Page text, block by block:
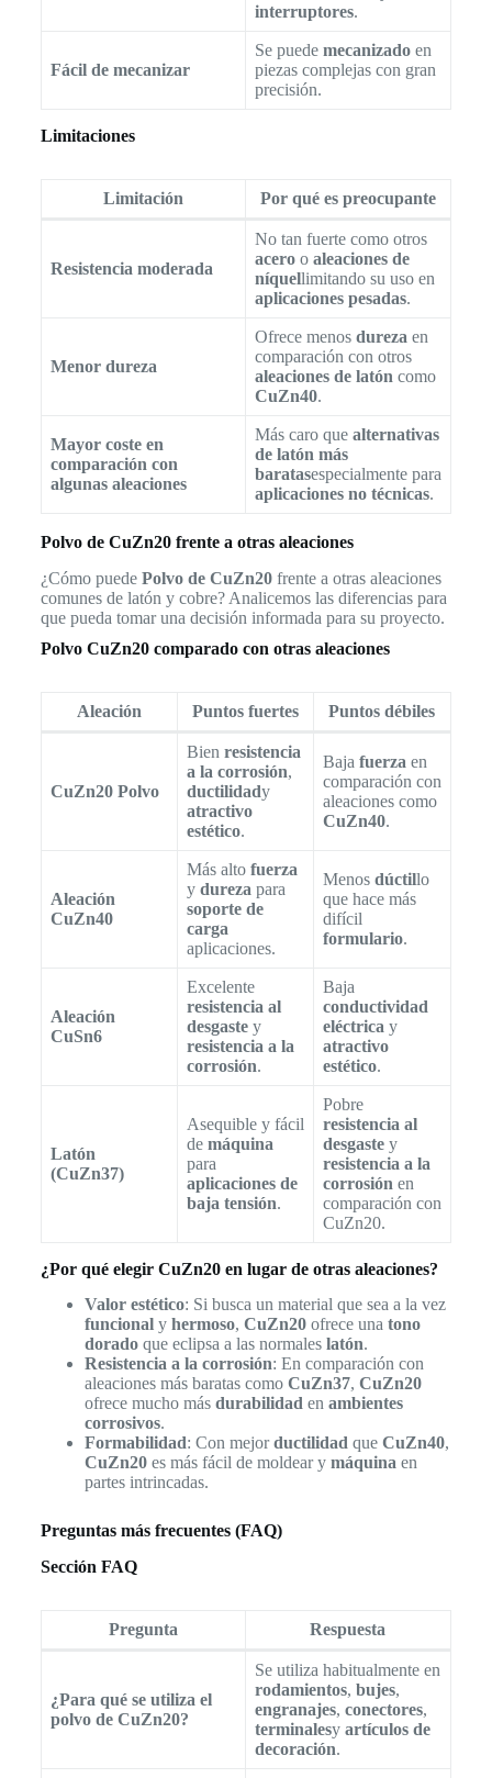
interruptores.
Fácil de mecanizar
Se puede mecanizadoen
piezas complejas con gran
precisión.
Limitaciones
Limitación Por qué es preocupante
Resistencia moderada
No tan fuerte como otros
aceroo aleaciones de
níquellimitando su uso en
aplicaciones pesadas.
Menor dureza
Ofrece menos dureza en
comparación con otros
aleaciones de latón como
CuZn40.
Mayor coste en
comparación con
algunas aleaciones
Más caro que alternativas
de latón más
baratasespecialmente para
aplicaciones no técnicas.
Polvo de CuZn20 frente a otras aleaciones
¿Cómo puede Polvo de CuZn20frente a otras aleaciones
comunes de latón y cobre? Analicemos las diferencias para
que pueda tomar una decisión informada para su proyecto.
Polvo CuZn20 comparado con otras aleaciones
Aleación Puntos fuertes Puntos débiles
CuZn20 Polvo
Bien resistencia
a la corrosión,
ductilidady
atractivo
estético.
Baja fuerza en
comparación con
aleaciones como
CuZn40.
Aleación
CuZn40
Más alto fuerza
y dureza para
soporte de
carga
aplicaciones.
Menos dúctillo
que hace más
difícil
formulario.
Aleación
CuSn6
Excelente
resistencia al
desgastey
resistencia a la
corrosión.
Baja
conductividad
eléctrica y
atractivo
estético.
Latón
(CuZn37)
Asequible y fácil
de máquina
para
aplicaciones de
baja tensión.
Pobre
resistencia al
desgastey
resistencia a la
corrosión en
comparación con
CuZn20.
¿Por qué elegir CuZn20 en lugar de otras aleaciones?
Valor estético: Si busca un material que sea a la vez
funcionaly hermoso, CuZn20ofrece una tono
doradoque eclipsa a las normales latón.
Resistencia a la corrosión: En comparación con
aleaciones más baratas como CuZn37, CuZn20
ofrece mucho más durabilidaden ambientes
corrosivos.
Formabilidad: Con mejorductilidadque CuZn40,
CuZn20es más fácil de moldear y máquinaen
partes intrincadas.
Preguntas más frecuentes (FAQ)
Sección FAQ
Pregunta Respuesta
¿Para qué se utiliza el
polvo de CuZn20?
Se utiliza habitualmente en
rodamientos, bujes,
engranajes, conectores,
terminalesy artículos de
decoración.